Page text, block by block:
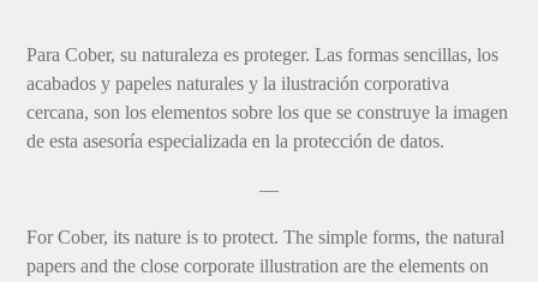
Para Cober, su naturaleza es proteger. Las formas sencillas, los
acabados y papeles naturales y la ilustración corporativa
cercana, son los elementos sobre los que se construye la imagen
de esta asesoría especializada en la protección de datos.
—
For Cober, its nature is to protect. The simple forms, the natural
papers and the close corporate illustration are the elements on